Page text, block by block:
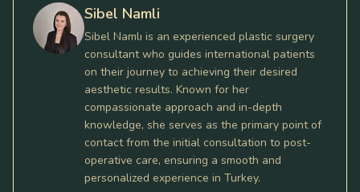
Sibel Namli
Sibel Namlı is an experienced plastic surgery
consultant who guides international patients
on their journey to achieving their desired
aesthetic results. Known for her
compassionate approach and in-depth
knowledge, she serves as the primary point of
contact from the initial consultation to post-
operative care, ensuring a smooth and
personalized experience in Turkey.